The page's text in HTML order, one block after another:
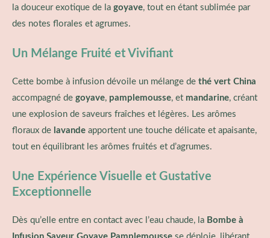
la douceur exotique de la goyave, tout en étant sublimée par
des notes florales et agrumes.
Un Mélange Fruité et Vivifiant
Cette bombe à infusion dévoile un mélange de thé vert China
accompagné de goyave, pamplemousse, et mandarine, créant
une explosion de saveurs fraîches et légères. Les arômes
floraux de lavande apportent une touche délicate et apaisante,
tout en équilibrant les arômes fruités et d’agrumes.
Une Expérience Visuelle et Gustative
Exceptionnelle
Dès qu’elle entre en contact avec l’eau chaude, la Bombe à